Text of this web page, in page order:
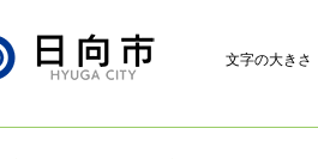
文字の大きさ